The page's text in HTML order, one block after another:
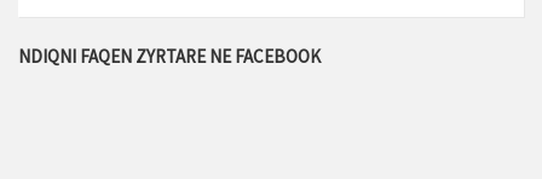
NDIQNI FAQEN ZYRTARE NE FACEBOOK